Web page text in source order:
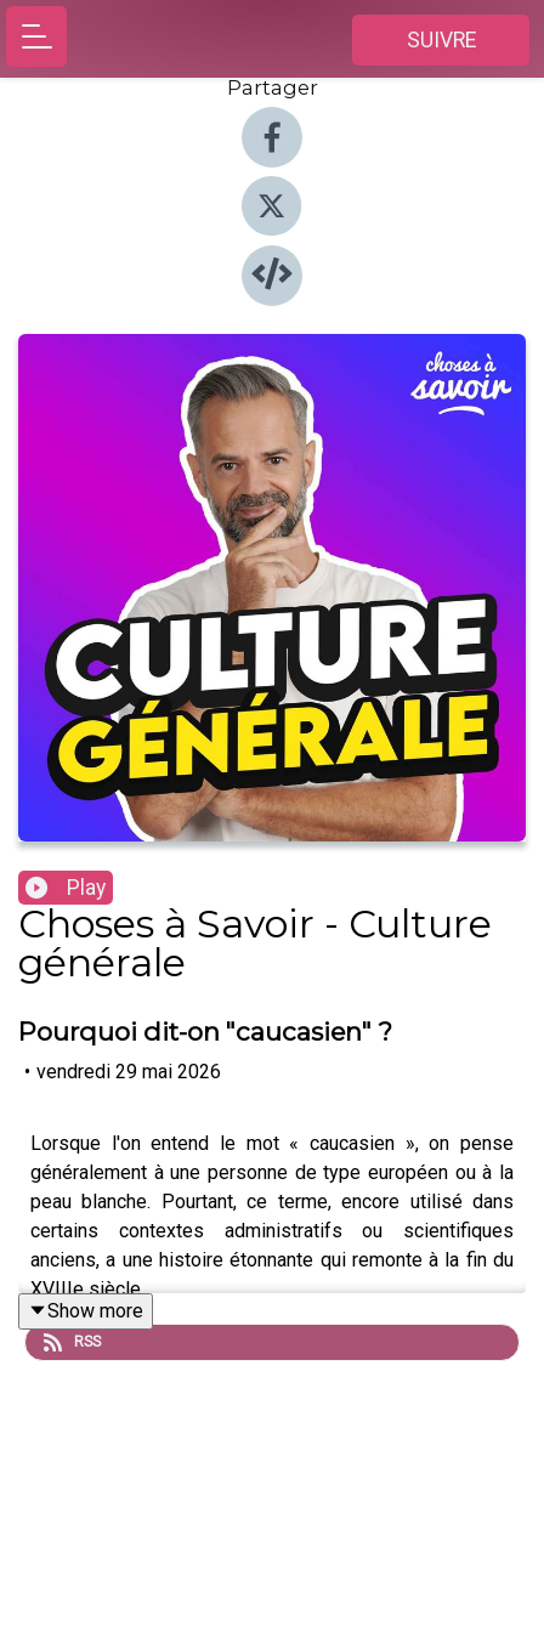
SUIVRE
Partager
Play
Choses à Savoir - Culture
générale
Pourquoi dit-on "caucasien" ?
• vendredi 29 mai 2026
Lorsque l'on entend le mot « caucasien », on pense
généralement à une personne de type européen ou à la
peau blanche. Pourtant, ce terme, encore utilisé dans
certains contextes administratifs ou scientifiques
anciens, a une histoire étonnante qui remonte à la fin du
XVIIIe siècle.
Tout commence avec un savant allemand nommé Johann
Friedrich Blumenbach. Considéré comme l'un des
Show more
RSS